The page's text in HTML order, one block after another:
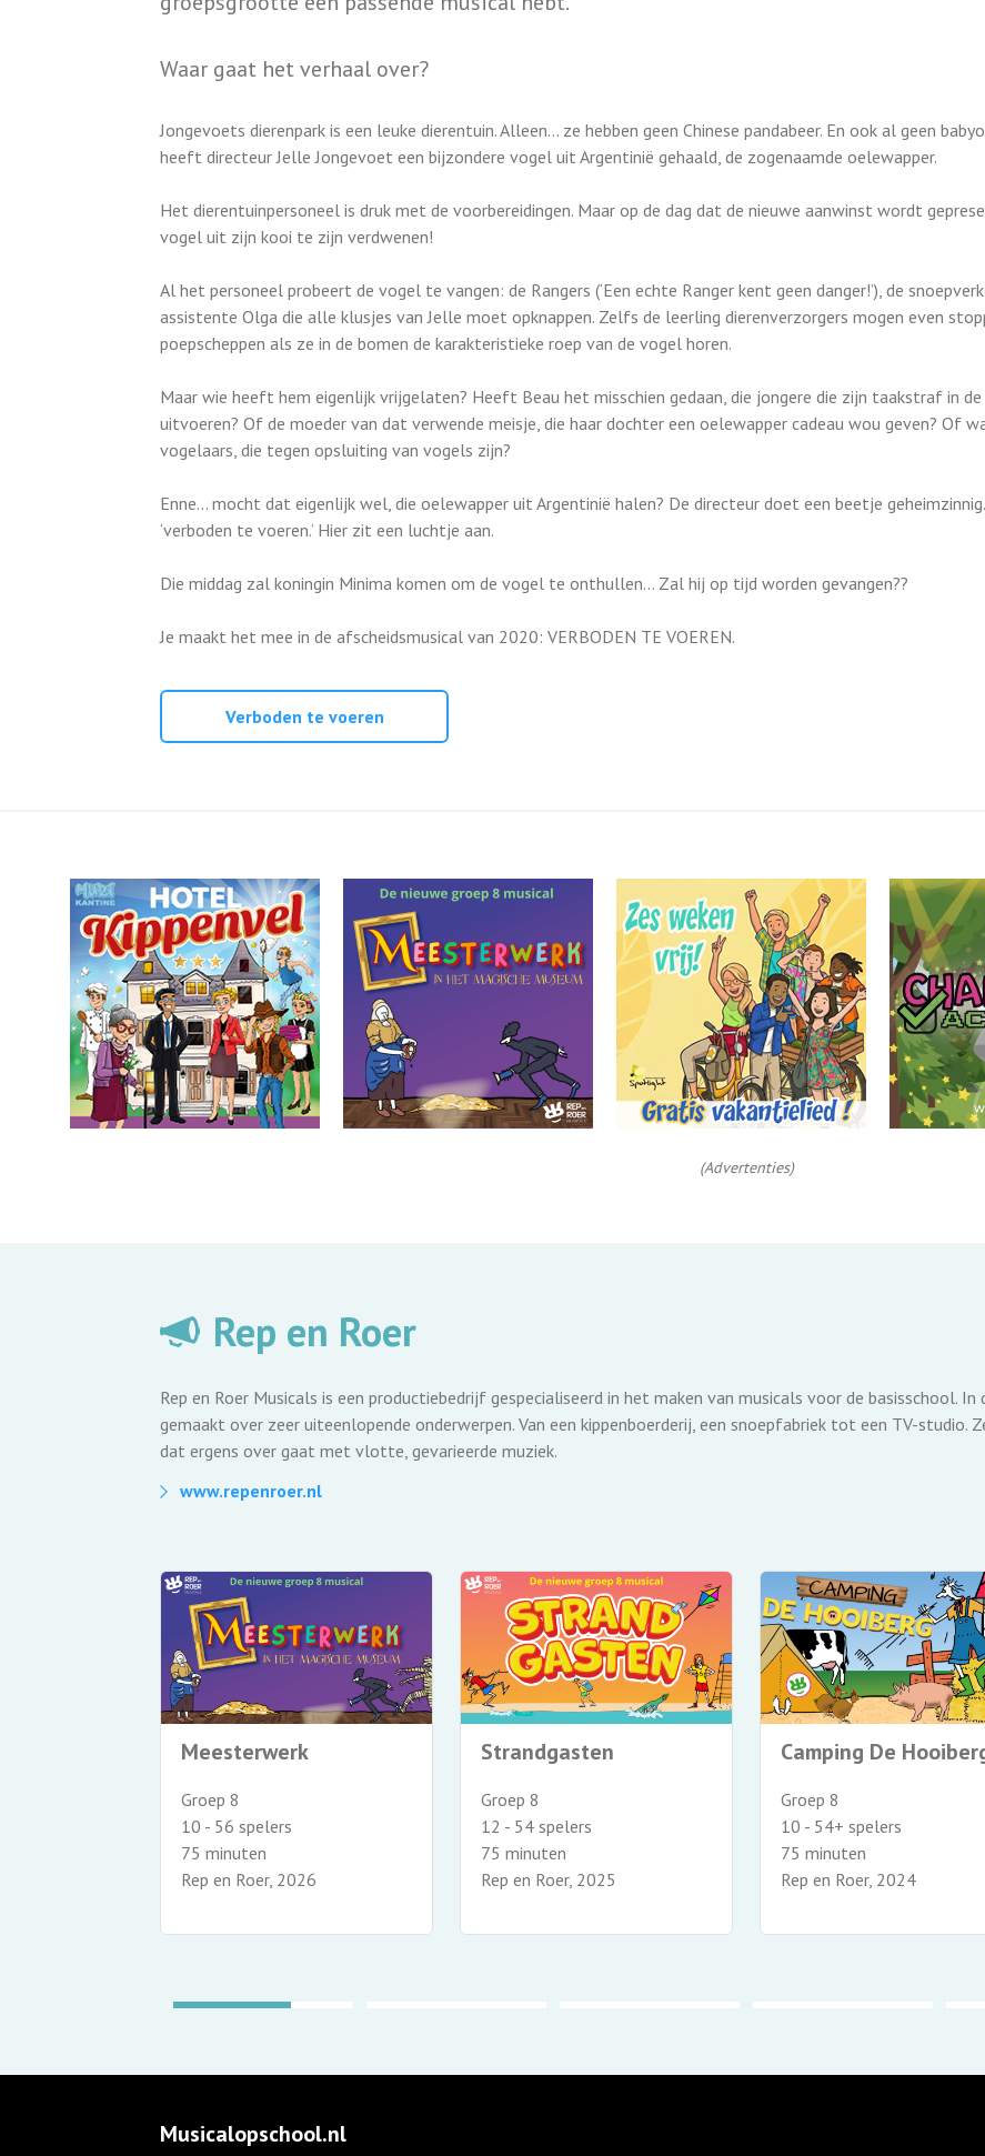
Waar gaat het verhaal over?
Jongevoets dierenpark is een leuke dierentuin. Alleen… ze hebben geen Chinese pandabeer. En ook al geen
heeft directeur Jelle Jongevoet een bijzondere vogel uit Argentinië gehaald, de zogenaamde oelewapper.
Het dierentuinpersoneel is druk met de voorbereidingen. Maar op de dag dat de nieuwe aanwinst wordt
vogel uit zijn kooi te zijn verdwenen!
Al het personeel probeert de vogel te vangen: de Rangers (‘Een echte Ranger kent geen danger!’), de
assistente Olga die alle klusjes van Jelle moet opknappen. Zelfs de leerling dierenverzorgers mogen even
poepscheppen als ze in de bomen de karakteristieke roep van de vogel horen.
Maar wie heeft hem eigenlijk vrijgelaten? Heeft Beau het misschien gedaan, die jongere die zijn taakstraf in
uitvoeren? Of de moeder van dat verwende meisje, die haar dochter een oelewapper cadeau wou geven? Of
vogelaars, die tegen opsluiting van vogels zijn?
Enne… mocht dat eigenlijk wel, die oelewapper uit Argentinië halen? De directeur doet een beetje
‘verboden te voeren.’ Hier zit een luchtje aan.
Die middag zal koningin Minima komen om de vogel te onthullen… Zal hij op tijd worden gevangen??
Je maakt het mee in de afscheidsmusical van 2020: VERBODEN TE VOEREN.
Verboden te voeren
(Advertenties)
Rep en Roer
Rep en Roer Musicals is een productiebedrijf gespecialiseerd in het maken van musicals voor de basisschool.
gemaakt over zeer uiteenlopende onderwerpen. Van een kippenboerderij, een snoepfabriek tot een TV-studio.
dat ergens over gaat met vlotte, gevarieerde muziek.
www.repenroer.nl
Meesterwerk
Groep 8
10 - 56 spelers
75 minuten
Rep en Roer, 2026
Strandgasten
Groep 8
12 - 54 spelers
75 minuten
Rep en Roer, 2025
Camping De
Groep 8
10 - 54+ spelers
75 minuten
Rep en Roer, 2024
Musicalopschool.nl